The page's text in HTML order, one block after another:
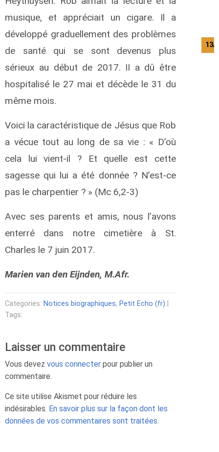
musique, et appréciait un cigare. Il a
développé graduellement des problèmes
de santé qui se sont devenus plus
sérieux au début de 2017. II a dû être
hospitalisé le 27 mai et décède le 31 du
même mois.
Voici la caractéristique de Jésus que Rob
a vécue tout au long de sa vie : « D’où
cela lui vient-il ? Et quelle est cette
sagesse qui lui a été donnée ? N’est-ce
pas le charpentier ? » (Mc 6,2-3)
Avec ses parents et amis, nous l’avons
enterré dans notre cimetière à St.
Charles le 7 juin 2017.
Marien van den Eijnden, M.Afr.
Categories: Notices biographiques, Petit Echo (fr)
Tags:
Laisser un commentaire
Vous devez vous connecter pour publier un
commentaire.
Ce site utilise Akismet pour réduire les
indésirables. En savoir plus sur la façon dont les
données de vos commentaires sont traitées.
13/